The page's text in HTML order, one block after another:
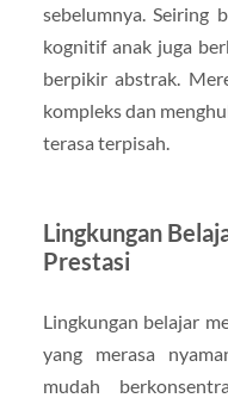
sebelumnya. Seiring
kognitif anak juga
berpikir abstrak.
kompleks dan
terasa terpisah.
Lingkungan
Prestasi
Lingkungan belajar
yang merasa
mudah